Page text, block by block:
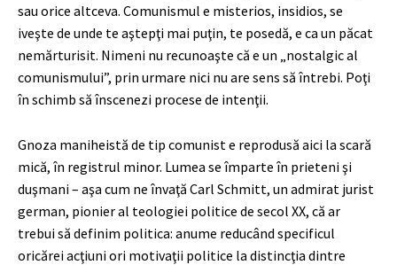
sau orice altceva. Comunismul e misterios, insidios, se
iveşte de unde te aştepţi mai puţin, te posedă, e ca un păcat
nemărturisit. Nimeni nu recunoaşte că e un „nostalgic al
comunismului”, prin urmare nici nu are sens să întrebi. Poţi
în schimb să înscenezi procese de intenţii.
Gnoza maniheistă de tip comunist e reprodusă aici la scară
mică, în registrul minor. Lumea se împarte în prieteni şi
duşmani – aşa cum ne învaţă Carl Schmitt, un admirat jurist
german, pionier al teologiei politice de secol XX, că ar
trebui să definim politica: anume reducând specificul
oricărei acţiuni ori motivaţii politice la distincţia dintre